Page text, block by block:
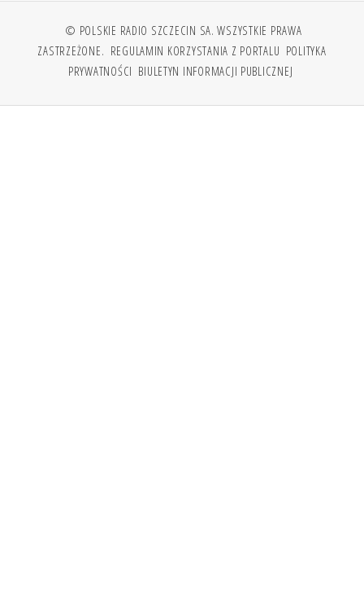
© POLSKIE RADIO SZCZECIN SA. WSZYSTKIE PRAWA
ZASTRZEŻONE. REGULAMIN KORZYSTANIA Z PORTALU POLITYKA
PRYWATNOŚCI BIULETYN INFORMACJI PUBLICZNEJ